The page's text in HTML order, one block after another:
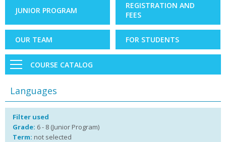
JUNIOR PROGRAM
REGISTRATION AND
FEES
OUR TEAM FOR STUDENTS
COURSE CATALOG
Languages
Filter used
Grade: 6 - 8 (Junior Program)
Term: not selected